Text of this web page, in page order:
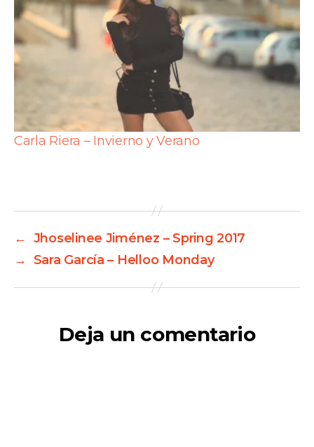
Carla Riera – Invierno y Verano
← Jhoselinee Jiménez – Spring 2017
→ Sara García – Helloo Monday
Deja un comentario